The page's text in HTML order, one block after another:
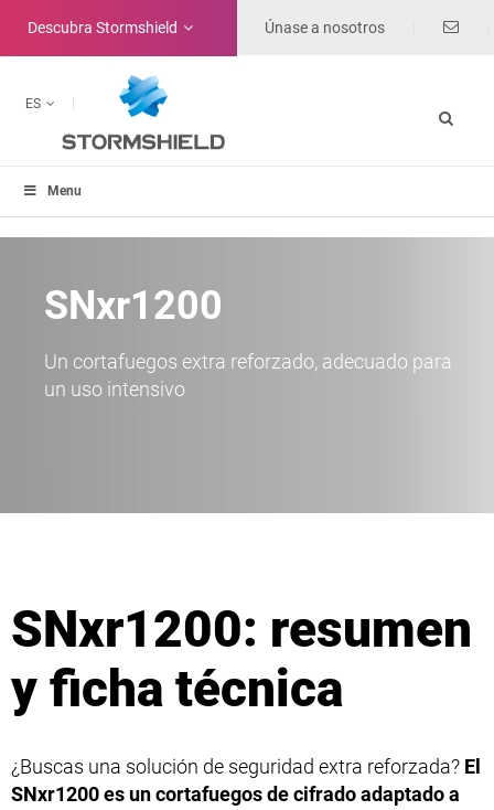
Descubra Stormshield Únase a nosotros
ES
Menu
SNxr1200
Un cortafuegos extra reforzado, adecuado para
un uso intensivo
SNxr1200: resumen
y ficha técnica
¿Buscas una solución de seguridad extra reforzada? El
SNxr1200 es un cortafuegos de cifrado adaptado a